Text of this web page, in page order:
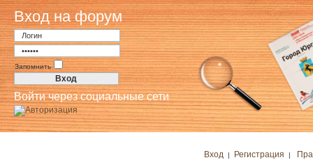
Вход на форум
Запомнить
Войти через социальные сети
Вход | Регистрация |